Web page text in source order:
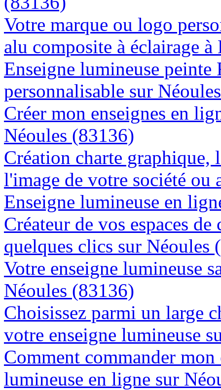
Votre marque ou logo
alu composite à éclairage
Enseigne lumineuse
personnalisable sur
Créer mon enseignes en
Néoules (83136)
Création charte graphique,
l'image de votre société
Enseigne lumineuse en
Créateur de vos espaces
quelques clics sur Néoules
Votre enseigne lumineuse
Néoules (83136)
Choisissez parmi un large
votre enseigne lumineuse
Comment commander
lumineuse en ligne sur